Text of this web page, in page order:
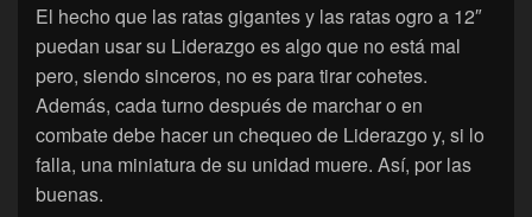
El hecho que las ratas gigantes y las ratas ogro a 12″
puedan usar su Liderazgo es algo que no está mal
pero, siendo sinceros, no es para tirar cohetes.
Además, cada turno después de marchar o en
combate debe hacer un chequeo de Liderazgo y, si lo
falla, una miniatura de su unidad muere. Así, por las
buenas.